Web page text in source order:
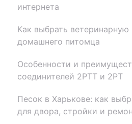
интернета
Как выбрать
домашнего питомца
Особенности и
соединителей 2РТТ и 2РТ
Песок в Харькове: как
для двора, стройки и